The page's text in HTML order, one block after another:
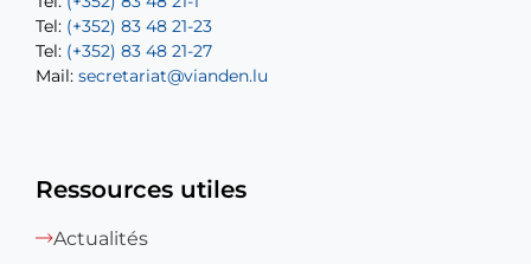
Tel: (+352) 83 48 21-23
Tel: (+352) 83 48 21-27
Mail: secretariat@vianden.lu
Tel: (+352) 83 48 21-22
Mail:sofia.carvalho@vianden.lu
Mail: diane.storn@vianden.lu
Ressources utiles
Actualités